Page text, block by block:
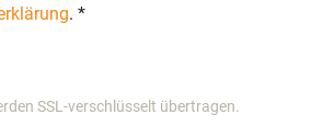
. *
SSL-verschlüsselt übertragen.